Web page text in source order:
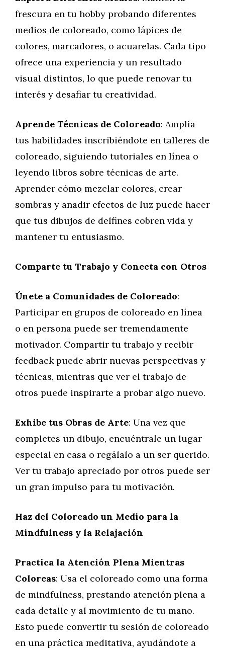
frescura en tu hobby probando diferentes
medios de coloreado, como lápices de
colores, marcadores, o acuarelas. Cada tipo
ofrece una experiencia y un resultado
visual distintos, lo que puede renovar tu
interés y desafiar tu creatividad.
Aprende Técnicas de Coloreado: Amplía
tus habilidades inscribiéndote en talleres de
coloreado, siguiendo tutoriales en línea o
leyendo libros sobre técnicas de arte.
Aprender cómo mezclar colores, crear
sombras y añadir efectos de luz puede hacer
que tus dibujos de delfines cobren vida y
mantener tu entusiasmo.
Comparte tu Trabajo y Conecta con Otros
Únete a Comunidades de Coloreado:
Participar en grupos de coloreado en línea
o en persona puede ser tremendamente
motivador. Compartir tu trabajo y recibir
feedback puede abrir nuevas perspectivas y
técnicas, mientras que ver el trabajo de
otros puede inspirarte a probar algo nuevo.
Exhibe tus Obras de Arte: Una vez que
completes un dibujo, encuéntrale un lugar
especial en casa o regálalo a un ser querido.
Ver tu trabajo apreciado por otros puede ser
un gran impulso para tu motivación.
Haz del Coloreado un Medio para la
Mindfulness y la Relajación
Practica la Atención Plena Mientras
Coloreas: Usa el coloreado como una forma
de mindfulness, prestando atención plena a
cada detalle y al movimiento de tu mano.
Esto puede convertir tu sesión de coloreado
en una práctica meditativa, ayudándote a